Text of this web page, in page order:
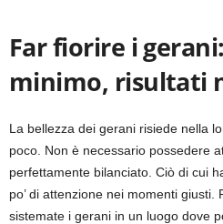
Far fiorire i
minimo, risultati
La bellezza dei gerani risiede nella
poco. Non è necessario possedere
perfettamente bilanciato. Ciò di cui
po’ di attenzione nei momenti giusti.
sistemate i gerani in un luogo dove